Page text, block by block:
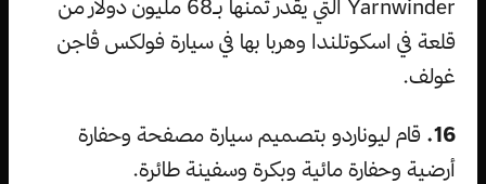
Yarnwinder التي يقدر ثمنها بـ68 مليون دولار من
قلعة في اسكوتلندا وهربا بها في سيارة فولكس ڤاجن
غولف.
16. قام ليوناردو بتصميم سيارة مصفحة وحفارة
أرضية وحفارة مائية وبكرة وسفينة طائرة.